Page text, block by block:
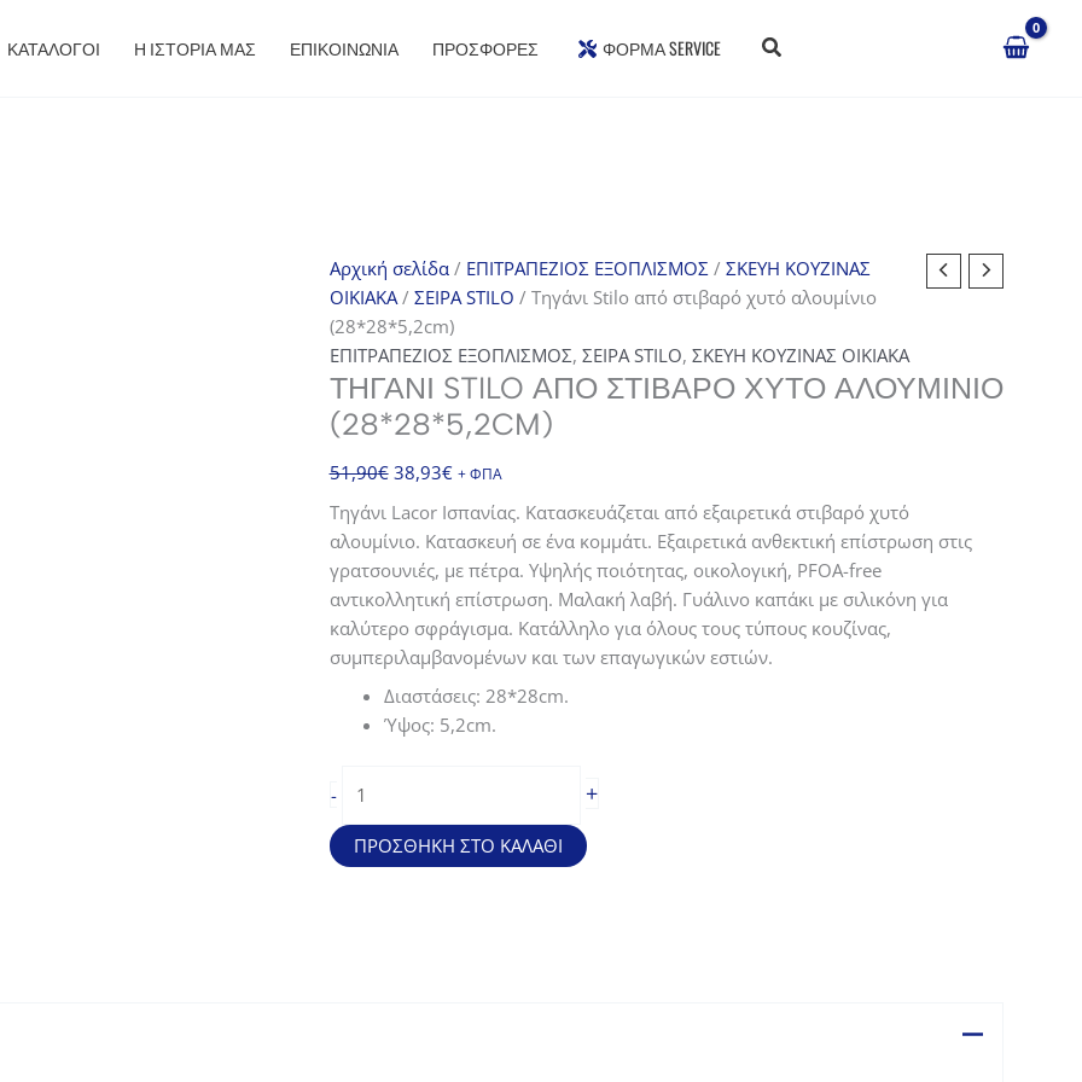
ΚΑΤΑΛΟΓΟΙ Η ΙΣΤΟΡΙΑ ΜΑΣ ΕΠΙΚΟΙΝΩΝΙΑ ΠΡΟΣΦΟΡΈΣ ΦΌΡΜΑ SERVICE
Αρχική σελίδα/ ΕΠΙΤΡΑΠΕΖΙΟΣ ΕΞΟΠΛΙΣΜΟΣ/ ΣΚΕΥΗ ΚΟΥΖΙΝΑΣ
ΟΙΚΙΑΚΑ/ ΣΕΙΡΑ STILO / Τηγάνι Stilo από στιβαρό χυτό αλουμίνιο
(28*28*5,2cm)
ΕΠΙΤΡΑΠΕΖΙΟΣ ΕΞΟΠΛΙΣΜΟΣ, ΣΕΙΡΑ STILO, ΣΚΕΥΗ ΚΟΥΖΙΝΑΣ ΟΙΚΙΑΚΑ
ΤΗΓΆΝΙ STILO ΑΠΌ ΣΤΙΒΑΡΌ ΧΥΤΌ ΑΛΟΥΜΊΝΙΟ
(28*28*5,2CM)
51,90€ Original
51,90€.
38,93€Η
τρέχουσα
είναι:
38,93€.
+ ΦΠΑ
Τηγάνι Lacor Ισπανίας. Κατασκευάζεται από εξαιρετικά στιβαρό χυτό
αλουμίνιο. Κατασκευή σε ένα κομμάτι. Εξαιρετικά ανθεκτική επίστρωση στις
γρατσουνιές, με πέτρα. Υψηλής ποιότητας, οικολογική, PFOA-free
αντικολλητική επίστρωση. Μαλακή λαβή. Γυάλινο καπάκι με σιλικόνη για
καλύτερο σφράγισμα. Κατάλληλο για όλους τους τύπους κουζίνας,
συμπεριλαμβανομένων και των επαγωγικών εστιών.
Διαστάσεις: 28*28cm.
Ύψος: 5,2cm.
-
Stilo
από
στιβαρό
+
ΠΡΟΣΘΉΚΗ ΣΤΟ ΚΑΛΆΘΙ